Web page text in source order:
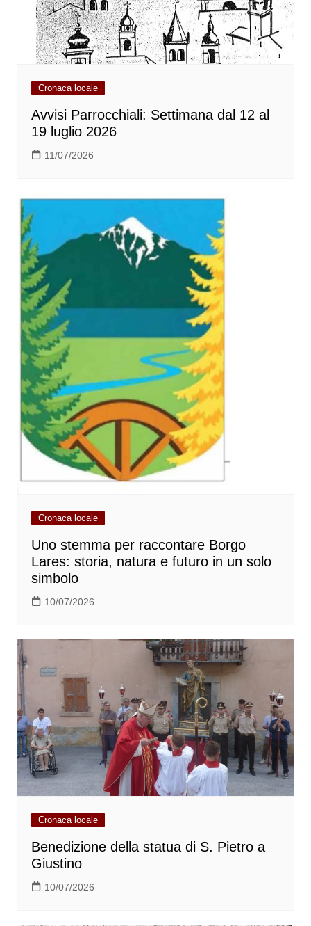
Cronaca locale
Avvisi Parrocchiali: Settimana dal 12 al
19 luglio 2026
11/07/2026
Cronaca locale
Uno stemma per raccontare Borgo
Lares: storia, natura e futuro in un solo
simbolo
10/07/2026
Cronaca locale
Benedizione della statua di S. Pietro a
Giustino
10/07/2026